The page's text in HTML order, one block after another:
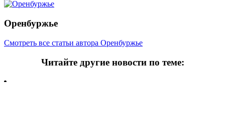
Оренбуржье
Смотреть все статьи автора Оренбуржье
Читайте другие новости по теме: